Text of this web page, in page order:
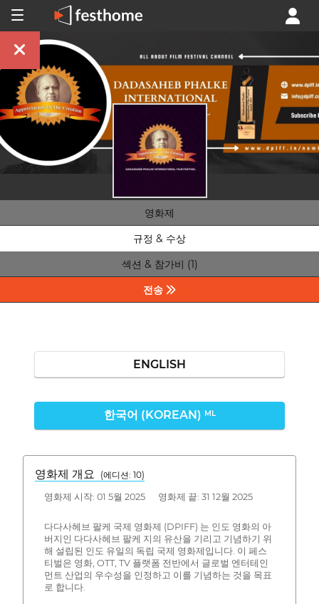
영화제
규정 & 수상
섹션 & 참가비 (1)
전송
ENGLISH
한국어 (KOREAN) ML
영화제 개요 (에디션: 10)
영화제 시작: 01 5월 2025 영화제 끝: 31 12월 2025
다다사헤브 팔케 국제 영화제 (DPIFF) 는 인도 영화의 아
버지인 다다사헤브 팔케 지의 유산을 기리고 기념하기 위
해 설립된 인도 유일의 독립 국제 영화제입니다. 이 페스
티벌은 영화, OTT, TV 플랫폼 전반에서 글로벌 엔터테인
먼트 산업의 우수성을 인정하고 이를 기념하는 것을 목표
로 합니다.